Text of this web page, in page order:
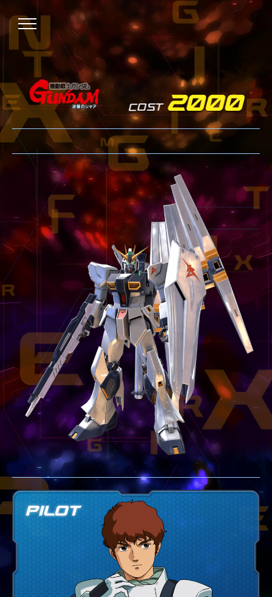
NEWS
ニュース
OVER BOOST
オーバーブースト
XVOOST
クロスブースト
EXVS2
エクストリームバーサス2
MAXI BOOST ON
マキシブーストオン
BEGINNER'S GUIDE
TECHNIQUE
GLOSSARY
BUTTON PLACEMENT
ゲームパッドボタン配置
TWITTER
ツイッター
YOUTUBE
ユーチューブ